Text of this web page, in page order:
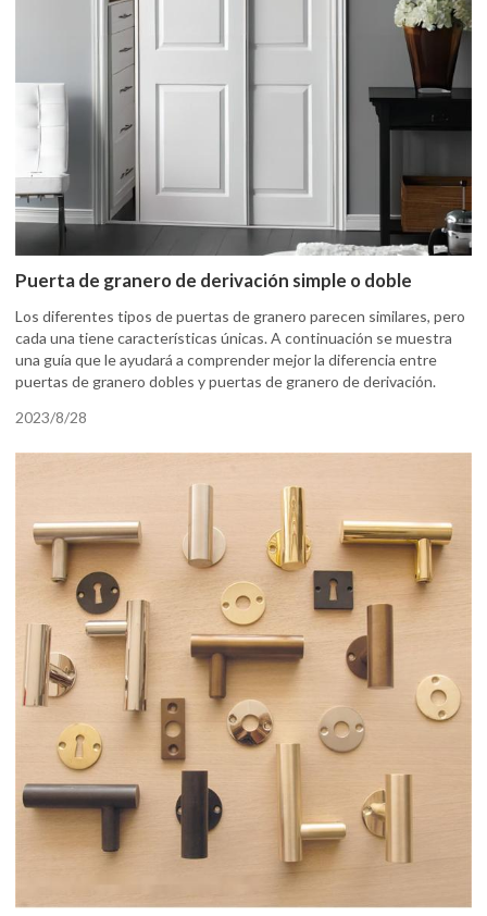
Puerta de granero de derivación simple o doble
Los diferentes tipos de puertas de granero parecen similares, pero
cada una tiene características únicas. A continuación se muestra
una guía que le ayudará a comprender mejor la diferencia entre
puertas de granero dobles y puertas de granero de derivación.
2023/8/28